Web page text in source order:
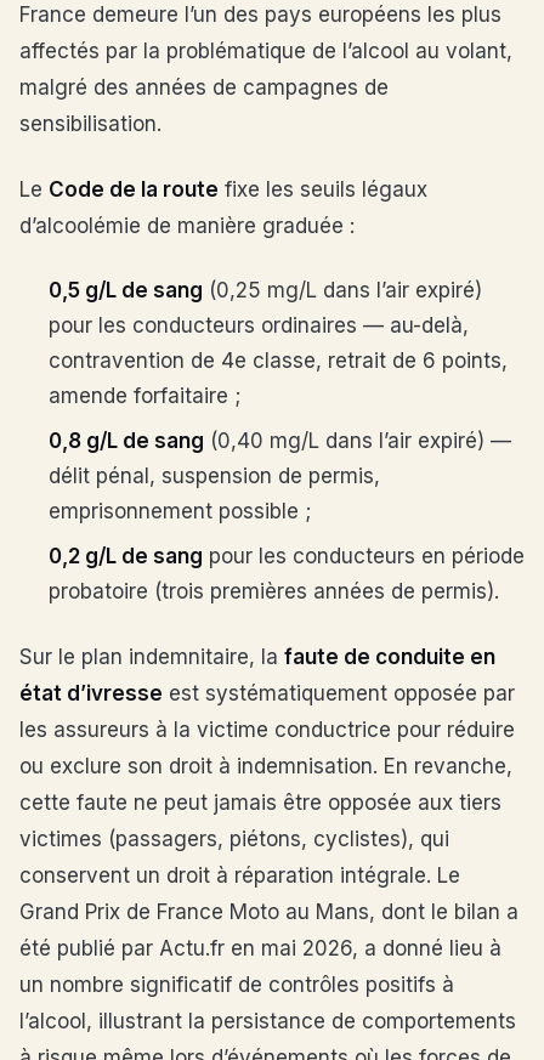
France demeure l’un des pays européens les plus
affectés par la problématique de l’alcool au volant,
malgré des années de campagnes de
sensibilisation.
Le Code de la route fixe les seuils légaux
d’alcoolémie de manière graduée :
0,5 g/L de sang (0,25 mg/L dans l’air expiré)
pour les conducteurs ordinaires — au-delà,
contravention de 4e classe, retrait de 6 points,
amende forfaitaire ;
0,8 g/L de sang (0,40 mg/L dans l’air expiré) —
délit pénal, suspension de permis,
emprisonnement possible ;
0,2 g/L de sang pour les conducteurs en période
probatoire (trois premières années de permis).
Sur le plan indemnitaire, la faute de conduite en
état d’ivresse est systématiquement opposée par
les assureurs à la victime conductrice pour réduire
ou exclure son droit à indemnisation. En revanche,
cette faute ne peut jamais être opposée aux tiers
victimes (passagers, piétons, cyclistes), qui
conservent un droit à réparation intégrale. Le
Grand Prix de France Moto au Mans, dont le bilan a
été publié par Actu.fr en mai 2026, a donné lieu à
un nombre significatif de contrôles positifs à
l’alcool, illustrant la persistance de comportements